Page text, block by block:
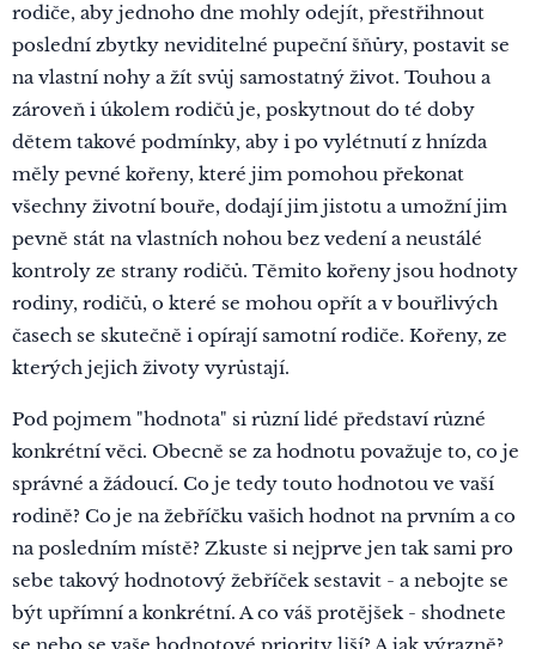
rodiče, aby jednoho dne mohly odejít, přestřihnout
poslední zbytky neviditelné pupeční šňůry, postavit se
na vlastní nohy a žít svůj samostatný život. Touhou a
zároveň i úkolem rodičů je, poskytnout do té doby
dětem takové podmínky, aby i po vylétnutí z hnízda
měly pevné kořeny, které jim pomohou překonat
všechny životní bouře, dodají jim jistotu a umožní jim
pevně stát na vlastních nohou bez vedení a neustálé
kontroly ze strany rodičů. Těmito kořeny jsou hodnoty
rodiny, rodičů, o které se mohou opřít a v bouřlivých
časech se skutečně i opírají samotní rodiče. Kořeny, ze
kterých jejich životy vyrůstají.
Pod pojmem "hodnota" si různí lidé představí různé
konkrétní věci. Obecně se za hodnotu považuje to, co je
správné a žádoucí. Co je tedy touto hodnotou ve vaší
rodině? Co je na žebříčku vašich hodnot na prvním a co
na posledním místě? Zkuste si nejprve jen tak sami pro
sebe takový hodnotový žebříček sestavit - a nebojte se
být upřímní a konkrétní. A co váš protějšek - shodnete